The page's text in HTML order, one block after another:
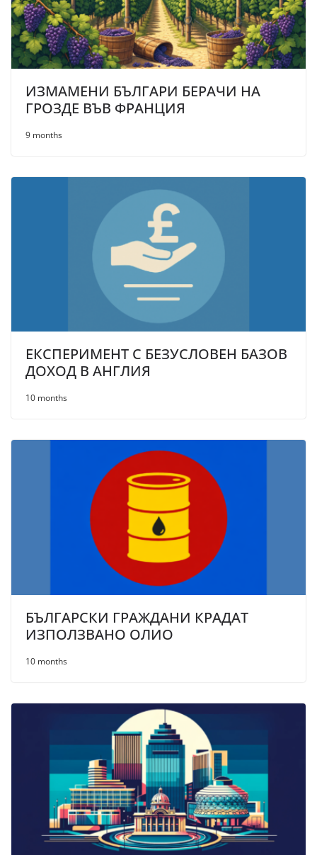
ИЗМАМЕНИ БЪЛГАРИ БЕРАЧИ НА
ГРОЗДЕ ВЪВ ФРАНЦИЯ
9 months
ЕКСПЕРИМЕНТ С БЕЗУСЛОВЕН БАЗОВ
ДОХОД В АНГЛИЯ
10 months
БЪЛГАРСКИ ГРАЖДАНИ КРАДАТ
ИЗПОЛЗВАНО ОЛИО
10 months